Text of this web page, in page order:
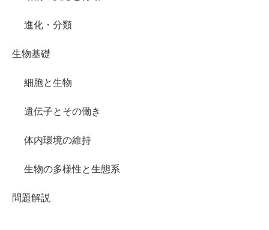
進化・分類
生物基礎
細胞と生物
遺伝子とその働き
体内環境の維持
生物の多様性と生態系
問題解説